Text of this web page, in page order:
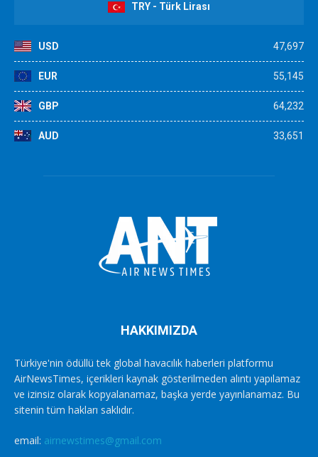
TRY - Türk Lirası
USD 47,697
EUR 55,145
GBP 64,232
AUD 33,651
HAKKIMIZDA
Türkiye'nin ödüllü tek global havacılık haberleri platformu
AirNewsTimes, içerikleri kaynak gösterilmeden alıntı yapılamaz
ve izinsiz olarak kopyalanamaz, başka yerde yayınlanamaz. Bu
sitenin tüm hakları saklıdır.
email: airnewstimes@gmail.com